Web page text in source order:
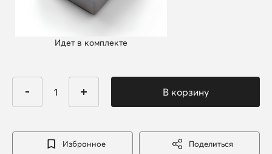
Идет в комплекте
Избранное Поделиться